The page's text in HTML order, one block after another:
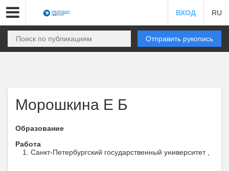
ВХОД RU
Отправить рукопись
Морошкина Е Б
Образование
Работа
Санкт-Петербургский государственный университет ,